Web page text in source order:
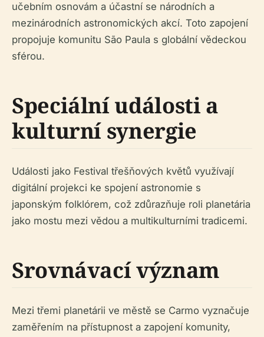
učebním osnovám a účastní se národních a
mezinárodních astronomických akcí. Toto zapojení
propojuje komunitu São Paula s globální vědeckou
sférou.
Speciální události a
kulturní synergie
Události jako Festival třešňových květů využívají
digitální projekci ke spojení astronomie s
japonským folklórem, což zdůrazňuje roli planetária
jako mostu mezi vědou a multikulturními tradicemi.
Srovnávací význam
Mezi třemi planetárii ve městě se Carmo vyznačuje
zaměřením na přístupnost a zapojení komunity,